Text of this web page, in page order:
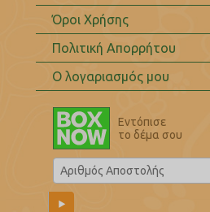
Όροι Χρήσης
Πολιτική Απορρήτου
Ο λογαριασμός μου
Εντόπισε
το δέμα σου